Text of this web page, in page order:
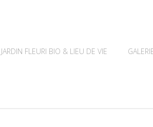
JARDIN FLEURI BIO & LIEU DE VIE